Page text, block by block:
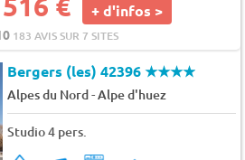
+ d'infos >
183 AVIS SUR 7 SITES
Bergers (les) 42396★★★★
Alpes du Nord-Alpe d'huez
Studio 4 pers.